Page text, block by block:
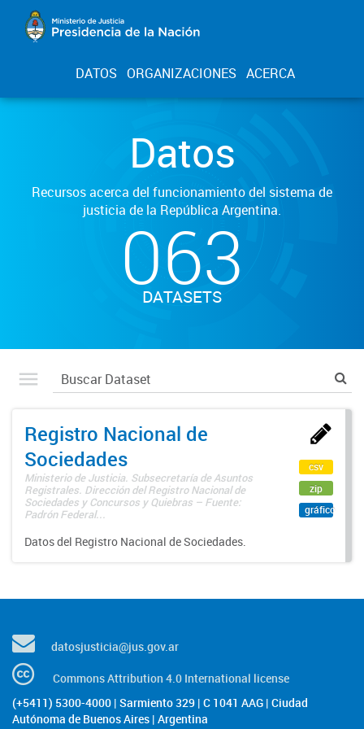
DATOS ORGANIZACIONES ACERCA
Datos
Recursos acerca del funcionamiento del sistema de
justicia de la República Argentina.
063
DATASETS
Registro Nacional de
Sociedades
Ministerio de Justicia. Subsecretaría de Asuntos
Registrales. Dirección del Registro Nacional de
Sociedades y Concursos y Quiebras – Fuente:
Padrón Federal...
Datos del Registro Nacional de Sociedades.
csv
zip
gráfico
datosjusticia@jus.gov.ar
Commons Attribution 4.0 International license
(+5411) 5300-4000 | Sarmiento 329 | C 1041 AAG | Ciudad
Autónoma de Buenos Aires | Argentina